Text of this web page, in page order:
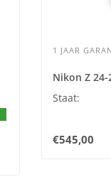
1 JAAR
Nikon Z 24-
Staat:
€545,00